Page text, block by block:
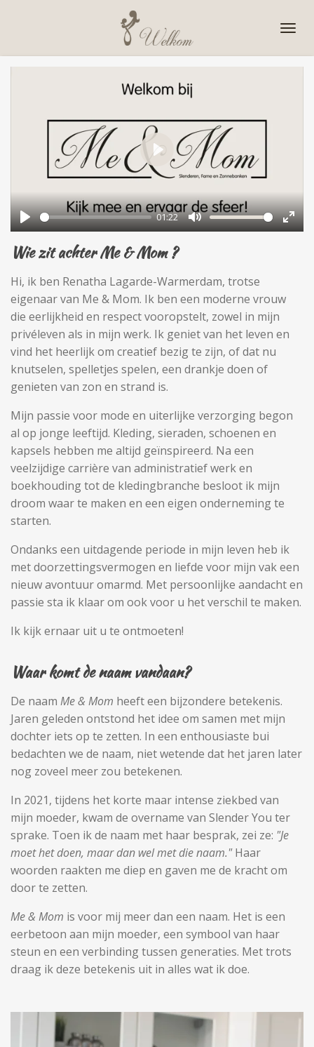
de
P
l
y
01:22
M
e
E
c
a
y
Wie zit achter Me & Mom ?
Hi, ik ben Renatha Lagarde-Warmerdam, trotse
eigenaar van Me & Mom. Ik ben een moderne vrouw
die eerlijkheid en respect vooropstelt, zowel in mijn
privéleven als in mijn werk. Ik geniet van het leven en
vind het heerlijk om creatief bezig te zijn, of dat nu
knutselen, spelletjes spelen, een drankje doen of
genieten van zon en strand is.
Mijn passie voor mode en uiterlijke verzorging begon
al op jonge leeftijd. Kleding, sieraden, schoenen en
kapsels hebben me altijd geïnspireerd. Na een
veelzijdige carrière van administratief werk en
boekhouding tot de kledingbranche besloot ik mijn
droom waar te maken en een eigen onderneming te
starten.
Ondanks een uitdagende periode in mijn leven heb ik
met doorzettingsvermogen en liefde voor mijn vak een
nieuw avontuur omarmd. Met persoonlijke aandacht en
passie sta ik klaar om ook voor u het verschil te maken.
Ik kijk ernaar uit u te ontmoeten!
Waar komt de naam vandaan?
De naam Me & Mom heeft een bijzondere betekenis.
Jaren geleden ontstond het idee om samen met mijn
dochter iets op te zetten. In een enthousiaste bui
bedachten we de naam, niet wetende dat het jaren later
nog zoveel meer zou betekenen.
In 2021, tijdens het korte maar intense ziekbed van
mijn moeder, kwam de overname van Slender You ter
sprake. Toen ik de naam met haar besprak, zei ze: "Je
moet het doen, maar dan wel met die naam."Haar
woorden raakten me diep en gaven me de kracht om
door te zetten.
Me & Mom is voor mij meer dan een naam. Het is een
eerbetoon aan mijn moeder, een symbool van haar
steun en een verbinding tussen generaties. Met trots
draag ik deze betekenis uit in alles wat ik doe.